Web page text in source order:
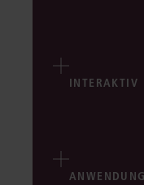
INTERAKTIV